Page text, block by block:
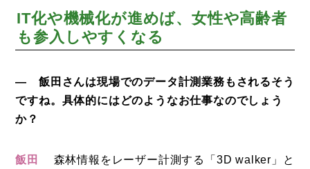
IT化や機械化が進めば、女性や高齢者
も参入しやすくなる
― 飯田さんは現場でのデータ計測業務もされるそう
ですね。具体的にはどのようなお仕事なのでしょう
か？
飯田
森林情報をレーザー計測する「3D walker」と